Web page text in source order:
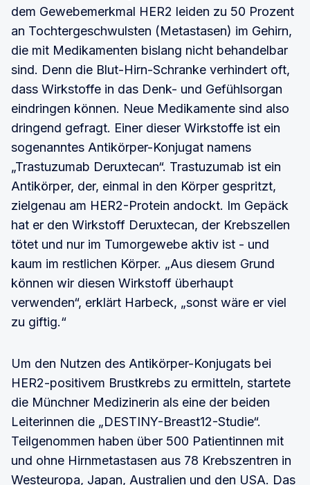
dem Gewebemerkmal HER2 leiden zu 50 Prozent
an Tochtergeschwulsten (Metastasen) im Gehirn,
die mit Medikamenten bislang nicht behandelbar
sind. Denn die Blut-Hirn-Schranke verhindert oft,
dass Wirkstoffe in das Denk- und Gefühlsorgan
eindringen können. Neue Medikamente sind also
dringend gefragt. Einer dieser Wirkstoffe ist ein
sogenanntes Antikörper-Konjugat namens
„Trastuzumab Deruxtecan“. Trastuzumab ist ein
Antikörper, der, einmal in den Körper gespritzt,
zielgenau am HER2-Protein andockt. Im Gepäck
hat er den Wirkstoff Deruxtecan, der Krebszellen
tötet und nur im Tumorgewebe aktiv ist - und
kaum im restlichen Körper. „Aus diesem Grund
können wir diesen Wirkstoff überhaupt
verwenden“, erklärt Harbeck, „sonst wäre er viel
zu giftig.“
Um den Nutzen des Antikörper-Konjugats bei
HER2-positivem Brustkrebs zu ermitteln, startete
die Münchner Medizinerin als eine der beiden
Leiterinnen die „DESTINY-Breast12-Studie“.
Teilgenommen haben über 500 Patientinnen mit
und ohne Hirnmetastasen aus 78 Krebszentren in
Westeuropa, Japan, Australien und den USA. Das